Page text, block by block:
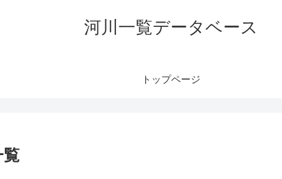
河川一覧データベース
トップページ
覧